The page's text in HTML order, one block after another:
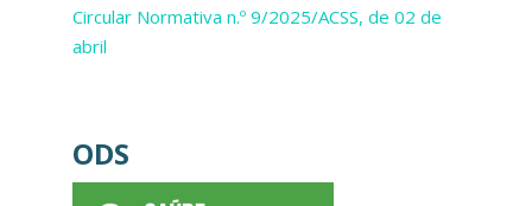
Circular Normativa n.º 9/2025/ACSS, de 02 de
abril
ODS